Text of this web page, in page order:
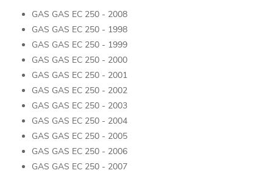
GAS GAS EC 250 - 2008
GAS GAS EC 250 - 1998
GAS GAS EC 250 - 1999
GAS GAS EC 250 - 2000
GAS GAS EC 250 - 2001
GAS GAS EC 250 - 2002
GAS GAS EC 250 - 2003
GAS GAS EC 250 - 2004
GAS GAS EC 250 - 2005
GAS GAS EC 250 - 2006
GAS GAS EC 250 - 2007